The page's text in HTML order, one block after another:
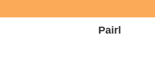
Pairl